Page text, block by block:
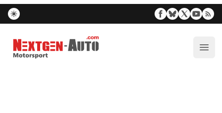
Nextgen-Auto.com